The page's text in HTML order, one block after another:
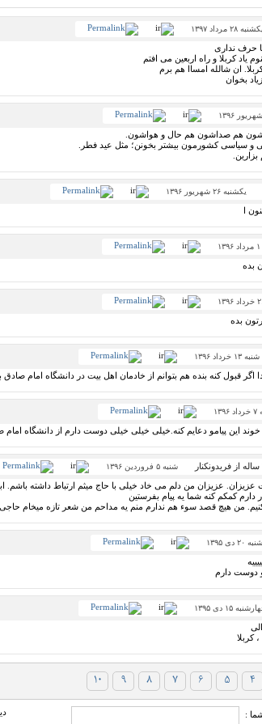
یکشنبه ۲۸ مرداد ۱۳۹۷
حرف نداری
یاد کربلا و راه اربعین می افتم
بخوان
هم صداشون هم حال و هواشون.
و سیاسی کشورمون بیشتر بخونن؛ مثل عید فطر.
یکشنبه ۲۶ شهریور ۱۳۹۶
ا
بده
بده
شنبه ۱۳ خرداد ۱۳۹۶
اگر قبول کنه بنده هم بتوانم از خادمان اهل بیت در دانشگاه امام صادق
این پیامو دعایم کنه.خیلی خیلی خیلی دوست دارم از دانشگاه امام
شنبه ۵ فروردین ۱۳۹۶
عزیزان من دلم می خاد خیلی با حاج میثم ارتباط داشته باشم.
دارم کمکم کنه شما یه پیام بفرستین
کنیم. من هیچ قصد سوء هم ندارم منم یه مداحم من شعر تازه میخام
۲۰ دی ۱۳۹۵
دوست دارم
۱۵ دی ۱۳۹۵
کربلا
۴ ۵ ۶ ۷ ۸ ۹ ۱۰
: